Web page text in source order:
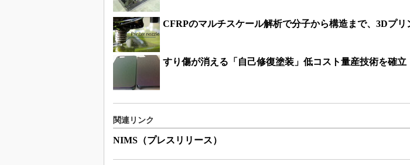
CFRPのマルチスケール解析で分子から構造まで、3Dプリ
すり傷が消える「自己修復塗装」低コスト量産技術を確立
関連リンク
NIMS（プレスリリース）